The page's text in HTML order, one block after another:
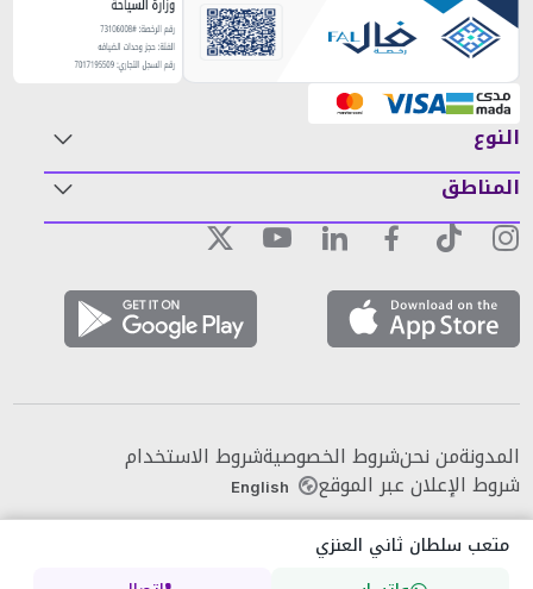
النوع
المناطق
المدونةمن نحنشروط الخصوصيةشروط الاستخدام
شروط الإعلان عبر الموقع English
متعب سلطان ثاني العنزي